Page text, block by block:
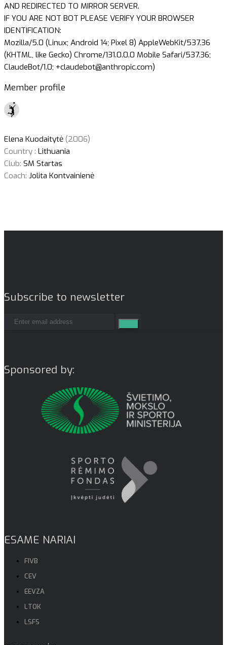
AND REDIRECTED TO MIRROR SERVER.
IF YOU ARE NOT BOT PLEASE VERIFY YOUR BROWSER
IDENTIFICATION:
Mozilla/5.0 (Linux; Android 14; Pixel 8) AppleWebKit/537.36
(KHTML, like Gecko) Chrome/131.0.0.0 Mobile Safari/537.36;
ClaudeBot/1.0; +claudebot@anthropic.com)
Member profile
Elena Kuodaitytė (2006)
Country : Lithuania
Club: SM Startas
Coach: Jolita Kontvainienė
Subscribe to newsletter
Sponsored by:
ESAME NARIAI
FIVB
CEV
EEVZA
LTOK
LSFS